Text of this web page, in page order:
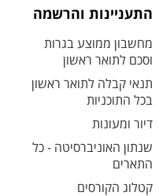
התעניינות והרשמה
מחשבון ממוצע בגרות
וסכם לתואר ראשון
תנאי קבלה לתואר ראשון
בכל התוכניות
דיור ומעונות
שנתון האוניברסיטה - כל
התארים
קטלוג הקורסים